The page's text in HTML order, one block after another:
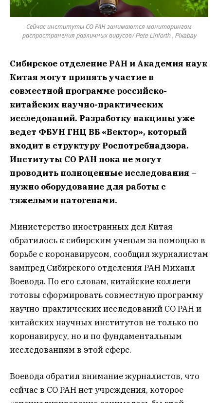
Сейчас институты СО РАН занимаются мониторингом
распространения различных вирусов/ Pete Linforth , Pixabay
Сибирское отделение РАН и Академия наук
Китая могут принять участие в
совместной программе российско-
китайских научно-практических
исследований. Разработку вакцины уже
ведет ФБУН ГНЦ ВБ «Вектор», который
входит в структуру Роспотребнадзора.
Институты СО РАН пока не могут
проводить полноценные исследования –
нужно оборудование для работы с
тяжелыми патогенами.
Министерство иностранных дел Китая
обратилось к сибирским ученым за помощью в
борьбе с коронавирусом, сообщил журналистам
зампред Сибирского отделения РАН Михаил
Воевода. По его словам, китайские коллеги
готовы сформировать совместную программу
научно-практических исследований СО РАН и
китайских научных институтов не только по
коронавирусу, но и по фундаментальным
исследованиям в этой сфере.
Воевода обратил внимание журналистов, что
сейчас в СО РАН нет учреждения, которое